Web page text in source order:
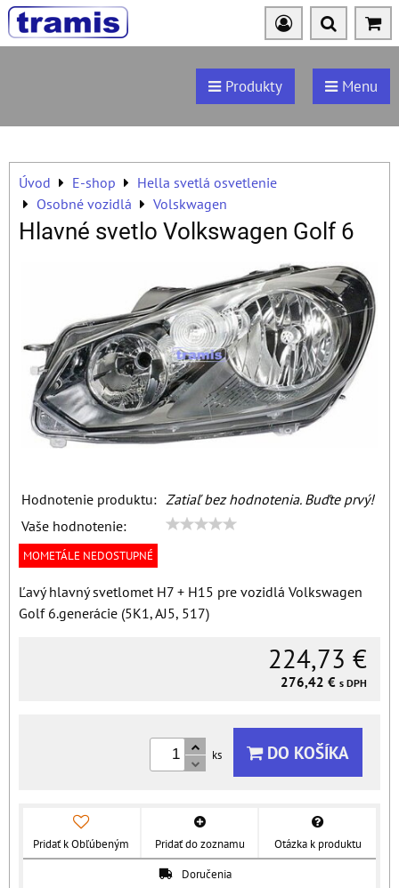
Produkty Menu
Úvod E-shop
Hella svetlá osvetlenie
Osobné vozidlá
Volskwagen
Hlavné svetlo Volkswagen Golf 6
Hodnotenie produktu: Zatiaľ bez hodnotenia. Buďte prvý!
Vaše hodnotenie:
MOMETÁLE NEDOSTUPNÉ
Ľavý hlavný svetlomet H7 + H15 pre vozidlá Volkswagen
Golf 6.generácie (5K1, AJ5, 517)
224,73 €
276,42 € s DPH
ks DO KOŠÍKA
Pridať k Obľúbeným Pridať do zoznamu
Otázka k produktu
Doručenia